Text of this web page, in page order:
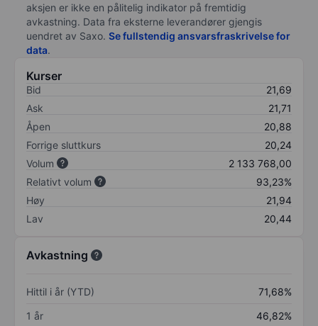
aksjen er ikke en pålitelig indikator på fremtidig
avkastning. Data fra eksterne leverandører gjengis
uendret av Saxo. Se fullstendig ansvarsfraskrivelse for
data.
Kurser
Bid
21,69
Ask
21,71
Åpen
20,88
Forrige sluttkurs
20,24
Volum
2 133 768,00
Relativt volum
93,23%
Høy
21,94
Lav
20,44
Avkastning
Hittil i år (YTD)
71,68%
1 år
46,82%